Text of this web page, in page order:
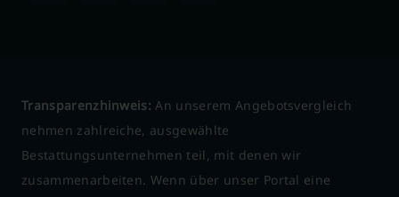
Transparenzhinweis: An unserem Angebotsvergleich
nehmen zahlreiche, ausgewählte
Bestattungsunternehmen teil, mit denen wir
zusammenarbeiten. Wenn über unser Portal eine